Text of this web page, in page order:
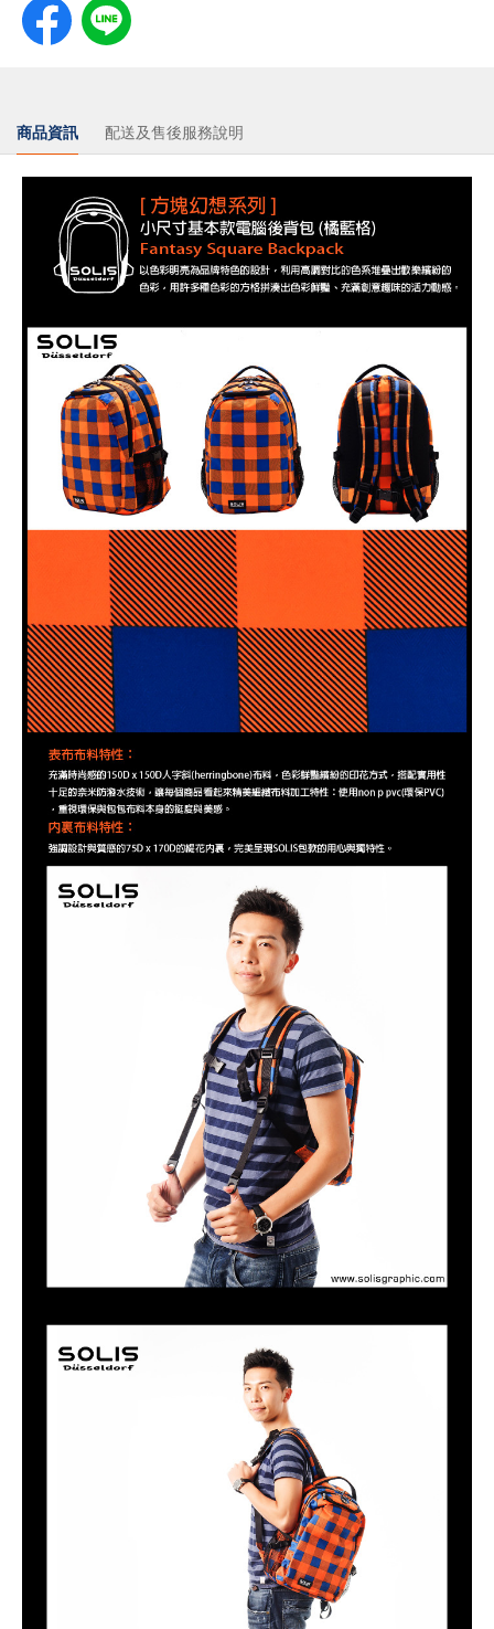
商品資訊 配送及售後服務說明